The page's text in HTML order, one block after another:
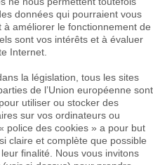
données qui pourraient vous
améliorer le fonctionnement de
sont vos intérêts et à évaluer
Internet.
la législation, tous les sites
de l’Union européenne sont
utiliser ou stocker des
sur vos ordinateurs ou
police des cookies » a pour but
claire et complète que possible
finalité. Nous vous invitons